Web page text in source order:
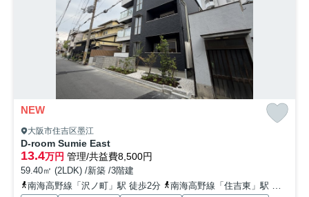
NEW
大阪市住吉区墨江
D-room Sumie East
13.4万円 管理/共益費8,500円
59.40㎡ (2LDK) /新築 /3階建
南海高野線「沢ノ町」駅 徒歩2分
南海高野線「住吉東」駅 徒歩10分